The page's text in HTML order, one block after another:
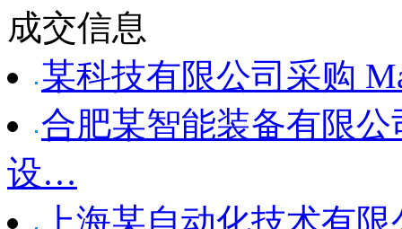
成交信息
某科技有限公司采购
合肥某智能装备有限公
设…